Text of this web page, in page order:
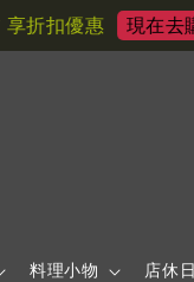
扣優惠 現在去購物
料理小物 店休